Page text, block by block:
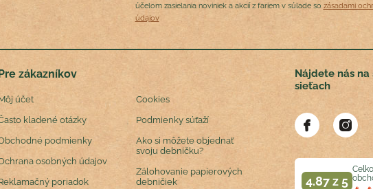
účelom zasielania noviniek a akcií z fariem v súlade so zásadami
údajov
zákazníkov
účet
kladené otázky
podmienky
osobných údajov
poriadok
Cookies
Podmienky súťaží
Ako si môžete objednať
svoju debničku?
Zálohovanie papierových
debničiek
Nájdete nás na
sieťach
4.87 z 5